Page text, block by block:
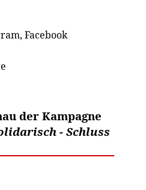
, Facebook
der Kampagne
- Schluss